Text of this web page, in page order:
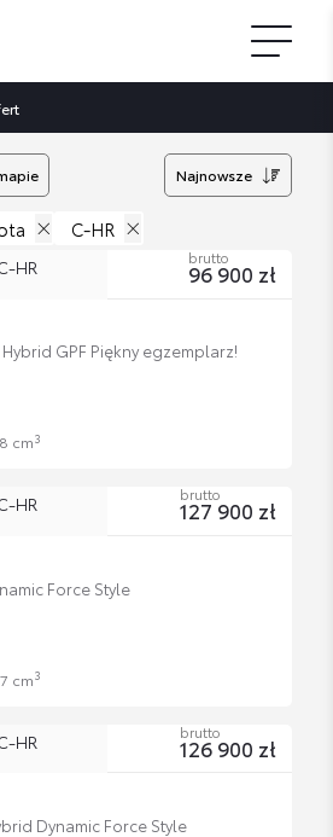
Najnowsze
C-HR
GPF Piękny egzemplarz!
cm3
brutto
96 900 zł
Force Style
cm3
brutto
127 900 zł
Dynamic Force Style
brutto
126 900 zł